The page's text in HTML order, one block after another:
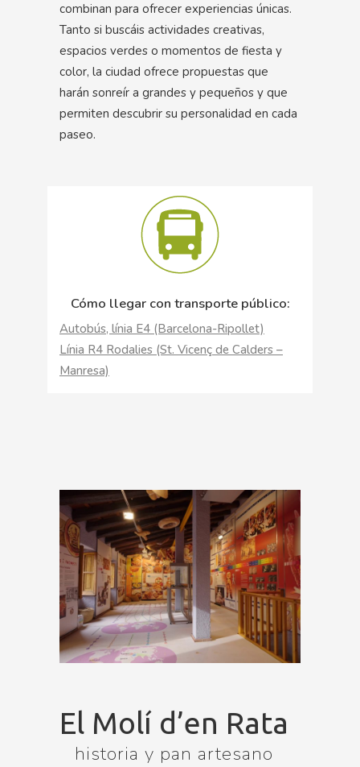
combinan para ofrecer experiencias únicas.
Tanto si buscáis actividades creativas,
espacios verdes o momentos de fiesta y
color, la ciudad ofrece propuestas que
harán sonreír a grandes y pequeños y que
permiten descubrir su personalidad en cada
paseo.
Cómo llegar con transporte público:
Autobús, línia E4 (Barcelona-Ripollet)
Línia R4 Rodalies (St. Vicenç de Calders –
Manresa)
El Molí d’en Rata
historia y pan artesano